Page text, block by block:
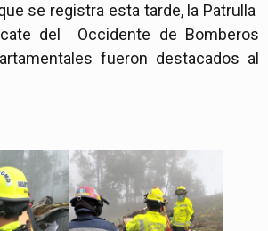
se registra esta tarde, la Patrulla
del Occidente de Bomberos
fueron destacados al